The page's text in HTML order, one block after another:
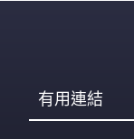
有用連結